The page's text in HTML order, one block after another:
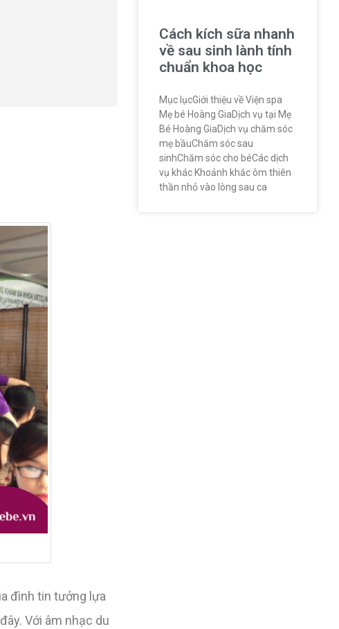
đình tin tưởng lựa
Với âm nhạc du
Cách kích sữa nhanh
về sau sinh lành tính
chuẩn khoa học
Mục lụcGiới thiệu về Viện spa
Mẹ bé Hoàng GiaDịch vụ tại Mẹ
Bé Hoàng GiaDịch vụ chăm sóc
mẹ bầuChăm sóc sau
sinhChăm sóc cho béCác dịch
vụ khác Khoảnh khắc ôm thiên
thần nhỏ vào lòng sau ca